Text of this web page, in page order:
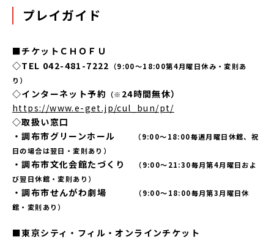
プレイガイド
■チケットＣＨＯＦＵ
◇TEL 042-481-7222 （9:00～18:00第4月曜日休み・変則あ
り）
◇インターネット予約 （※ 24時間無休）
https://www.e-get.jp/cul_bun/pt/
◇取扱い窓口
・調布市グリーンホール
（9:00～18:00毎週月曜日休館、祝
日の場合は翌日・変則あり）
・調布市文化会館たづくり
（9:00～21:30毎月第4月曜日およ
び翌日休館・変則あり）
・調布市せんがわ劇場
（9:00～18:00毎月第3月曜日休
館・変則あり）
■東京シティ・フィル・オンラインチケット